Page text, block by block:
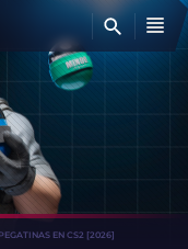
EN CS2 [2026]